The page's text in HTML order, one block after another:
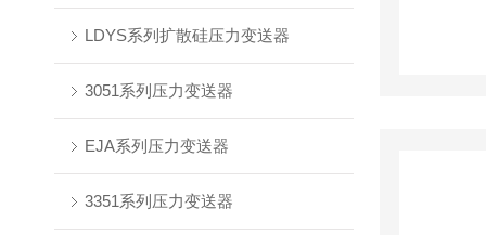
LDYS系列扩散硅压力变送器
3051系列压力变送器
EJA系列压力变送器
3351系列压力变送器